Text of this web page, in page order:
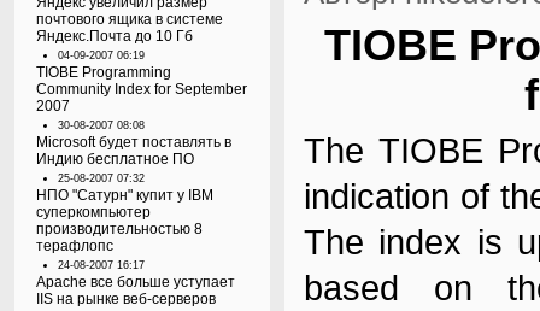
почтового ящика в системе
Яндекс.Почта до 10 Гб
04-09-2007 06:19
TIOBE Programming
Community Index for September
2007
30-08-2007 08:08
Microsoft будет поставлять в
Индию бесплатное ПО
25-08-2007 07:32
НПО "Сатурн" купит у IBM
суперкомпьютер
производительностью 8
терафлопс
24-08-2007 16:17
Apache все больше уступает
IIS на рынке веб-серверов
TIOBE
The TIOBE
indication of
The index is
based on